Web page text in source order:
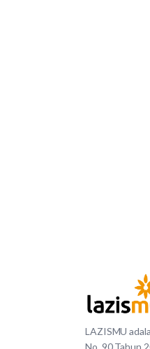
LAZISMU
No. 90 Tahun